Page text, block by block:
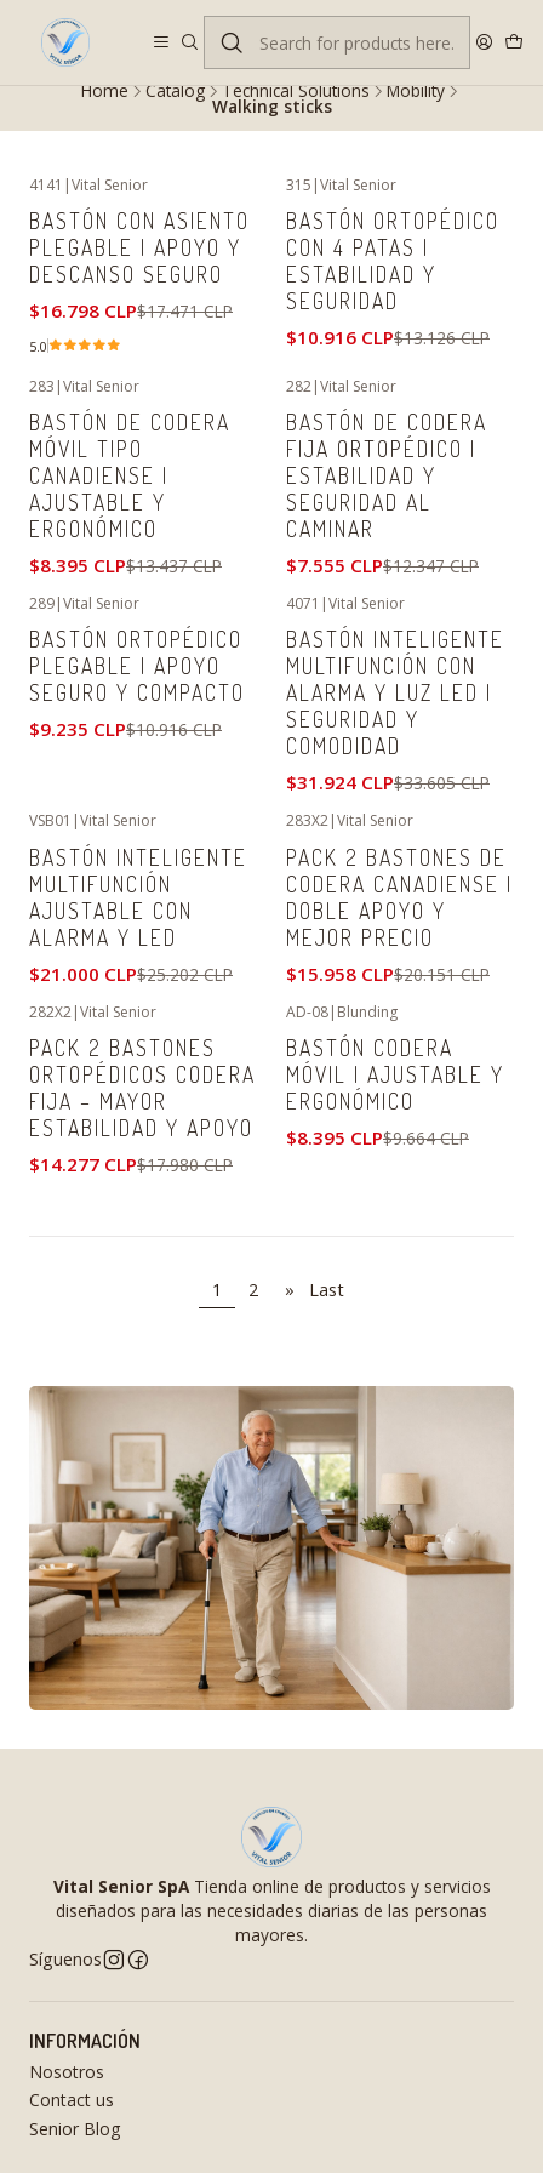
Despacho gratis en RM desde $100.000. Revisa las condiciones.
Home Catalog Technical Solutions Mobility
Walking sticks
OFF
4141 |Vital Senior
BASTÓN CON ASIENTO
PLEGABLE | APOYO Y
DESCANSO SEGURO
$16.798 CLP$17.471 CLP
5.0
OFF
315 |Vital Senior
BASTÓN ORTOPÉDICO
CON 4 PATAS |
ESTABILIDAD Y
SEGURIDAD
$10.916 CLP$13.126 CLP
283 |Vital Senior
BASTÓN DE CODERA
MÓVIL TIPO
CANADIENSE |
AJUSTABLE Y
ERGONÓMICO
$8.395 CLP$13.437 CLP
282|Vital Senior
BASTÓN DE CODERA
FIJA ORTOPÉDICO |
ESTABILIDAD Y
SEGURIDAD AL
CAMINAR
$7.555 CLP$12.347 CLP
289|Vital Senior
BASTÓN ORTOPÉDICO
PLEGABLE | APOYO
SEGURO Y COMPACTO
$9.235 CLP$10.916 CLP
4071 |Vital Senior
BASTÓN INTELIGENTE
MULTIFUNCIÓN CON
ALARMA Y LUZ LED |
SEGURIDAD Y
COMODIDAD
$31.924 CLP$33.605 CLP
VSB01 |Vital Senior
BASTÓN INTELIGENTE
MULTIFUNCIÓN
AJUSTABLE CON
ALARMA Y LED
$21.000 CLP$25.202 CLP
283X2|Vital Senior
PACK 2 BASTONES DE
CODERA CANADIENSE |
DOBLE APOYO Y
MEJOR PRECIO
$15.958 CLP$20.151 CLP
282X2|Vital Senior
PACK 2 BASTONES
ORTOPÉDICOS CODERA
FIJA – MAYOR
ESTABILIDAD Y APOYO
$14.277 CLP$17.980 CLP
AD-08| Blunding
BASTÓN CODERA
MÓVIL | AJUSTABLE Y
ERGONÓMICO
$8.395 CLP$9.664 CLP
1 2 » Last
Vital Senior SpATienda online de productos y servicios
diseñados para las necesidades diarias de las personas
mayores.
Síguenos
INFORMACIÓN
Nosotros
Contact us
Senior Blog